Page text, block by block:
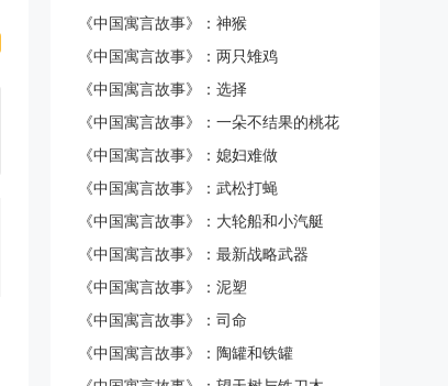
《中国寓言故事》：神猴
《中国寓言故事》：两只雉鸡
《中国寓言故事》：选择
《中国寓言故事》：一朵不结果的桃花
《中国寓言故事》：媳妇难做
《中国寓言故事》：武松打蝇
《中国寓言故事》：大轮船和小汽艇
《中国寓言故事》：最新战略武器
《中国寓言故事》：泥塑
《中国寓言故事》：司命
《中国寓言故事》：陶罐和铁罐